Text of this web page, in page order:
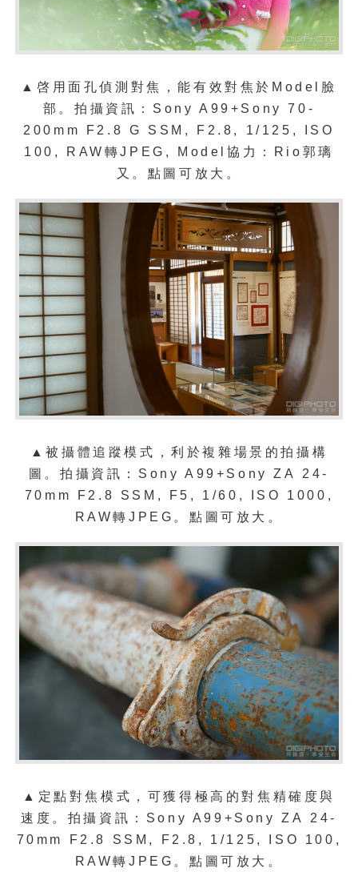
▲啓用面孔偵測 對焦，能有效對焦於Model臉
部。拍攝資訊：Sony A99+Sony 70-
200mm F2.8 G SSM, F2.8, 1/125, ISO
100, RAW轉JPEG, Model協力：Rio郭璃
又。點圖可放大。
▲被 攝體追蹤模式 ，利於複雜場景的拍攝 構
圖 。拍攝資訊：Sony A99+SonyZA 24-
70mm F2.8 SSM, F5, 1/60, ISO 1000,
RAW轉JPEG。點圖可放大。
▲ 定點對焦 模式 ，可獲得極高的對焦精確度與
速度。拍攝資訊：Sony A99+Sony ZA 24-
70mm F2.8 SSM, F2.8, 1/125, ISO 100,
RAW轉JPEG。點圖可放大。